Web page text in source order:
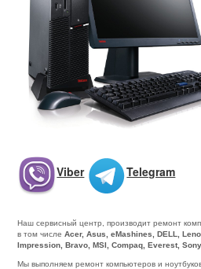
Viber Telegram
Наш сервисный центр, производит ремонт
в том числеAcer, Asus, eMashines, DELL,
Impression, Bravo, MSI, Compaq, Everest, Sony
Мы выполняем ремонт компьютеров и